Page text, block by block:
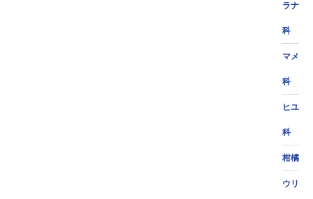
ラナ
科
マメ
科
ヒユ
科
柑橘
ウリ